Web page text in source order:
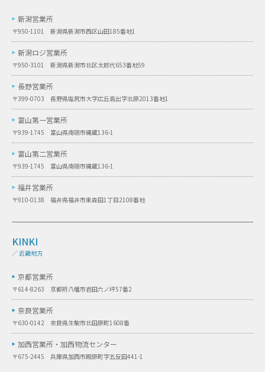
新潟営業所
〒950-1101 新潟県新潟市西区山田185番地1
新潟ロジ営業所
〒950-3101 新潟県新潟市北区太郎代653番地59
長野営業所
〒399-0703 長野県塩尻市大字広丘高出字北原2013番地1
富山第一営業所
〒939-1745 富山県南砺市縄蔵136-1
富山第二営業所
〒939-1745 富山県南砺市縄蔵136-1
福井営業所
〒910-0138 福井県福井市東森田1丁目2108番地
KINKI
／ 近畿地方
京都営業所
〒614-8263 京都府八幡市岩田六ノ坪57番2
奈良営業所
〒630-0142 奈良県生駒市北田原町1608番
加西営業所・ 加西物流センター
〒675-2445 兵庫県加西市殿原町字五反田441-1